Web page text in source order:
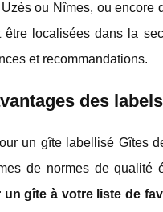
ou Nîmes, ou encore
être localisées dans la
et recommandations.
des
un gîte labellisé Gîtes
de normes de qualité
un gîte à votre liste de